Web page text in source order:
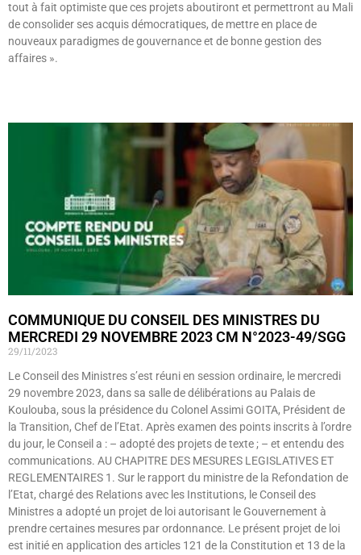
tout à fait optimiste que ces projets aboutiront et permettront au Mali
de consolider ses acquis démocratiques, de mettre en place de
nouveaux paradigmes de gouvernance et de bonne gestion des
affaires ».
COMMUNIQUE DU CONSEIL DES MINISTRES DU
MERCREDI 29 NOVEMBRE 2023 CM N°2023-49/SGG
29/11/2023
Le Conseil des Ministres s’est réuni en session ordinaire, le mercredi
29 novembre 2023, dans sa salle de délibérations au Palais de
Koulouba, sous la présidence du Colonel Assimi GOITA, Président de
la Transition, Chef de l’Etat. Après examen des points inscrits à l’ordre
du jour, le Conseil a : – adopté des projets de texte ; – et entendu des
communications. AU CHAPITRE DES MESURES LEGISLATIVES ET
REGLEMENTAIRES 1. Sur le rapport du ministre de la Refondation de
l’Etat, chargé des Relations avec les Institutions, le Conseil des
Ministres a adopté un projet de loi autorisant le Gouvernement à
prendre certaines mesures par ordonnance. Le présent projet de loi
est initié en application des articles 121 de la Constitution et 13 de la